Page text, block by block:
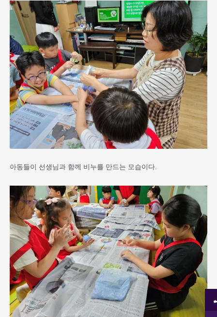
아동들이 선생님과 함께 비누를 만드는 모습이다.